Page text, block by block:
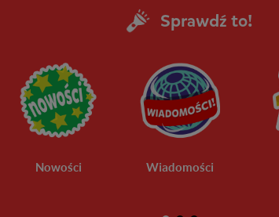
Sprawdź to!
Nowości Wiadomości